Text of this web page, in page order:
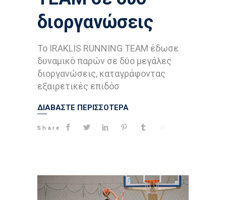
διοργανώσεις
Το IRAKLIS RUNNING TEAM έδωσε
δυναμικό παρών σε δύο μεγάλες
διοργανώσεις, καταγράφοντας
εξαιρετικές επιδόσ
ΔΙΑΒΑΣΤΕ ΠΕΡΙΣΣΟΤΕΡΑ
Share